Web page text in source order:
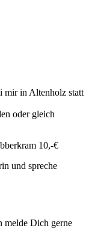
mir in Altenholz statt
oder gleich
10,-€
und spreche
melde Dich gerne